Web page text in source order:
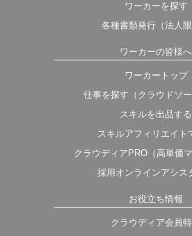
ワーカーを探す
各種書類発行（法人限
ワーカーの皆様へ
ワーカートップ
仕事を探す（クラウドソー
スキルを出品する
スキルアフィリエイト
クラウディアPRO（高単価マ
採用オンラインアシス
お役立ち情報
クラウディア会員